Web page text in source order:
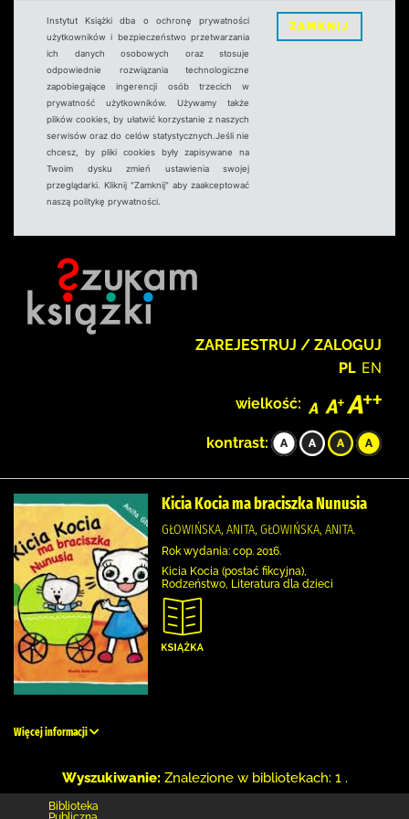
Instytut Książki dba o ochronę prywatności
użytkowników i bezpieczeństwo przetwarzania
ich danych osobowych oraz stosuje
odpowiednie rozwiązania technologiczne
zapobiegające ingerencji osób trzecich w
prywatność użytkowników. Używamy także
plików cookies, by ułatwić korzystanie z naszych
serwisów oraz do celów statystycznych.Jeśli nie
chcesz, by pliki cookies były zapisywane na
Twoim dysku zmień ustawienia swojej
przeglądarki. Kliknij "Zamknij" aby zaakceptować
naszą politykę prywatności.
ZAMKNIJ
ZAREJESTRUJ / ZALOGUJ
PL EN
wielkość:
kontrast:
Kicia Kocia ma braciszka Nunusia
GŁOWIŃSKA, ANITA, GŁOWIŃSKA, ANITA.
Rok wydania: cop. 2016.
Kicia Kocia (postać fikcyjna),
Rodzeństwo, Literatura dla dzieci
Więcej informacji
Wyszukiwanie: Znalezione w bibliotekach: 1 .
Biblioteka